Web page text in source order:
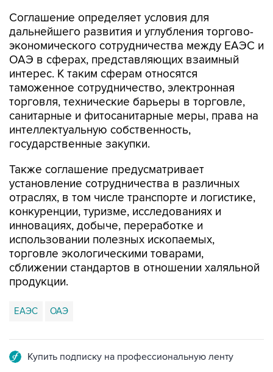
Соглашение определяет условия для
дальнейшего развития и углубления торгово-
экономического сотрудничества между ЕАЭС и
ОАЭ в сферах, представляющих взаимный
интерес. К таким сферам относятся
таможенное сотрудничество, электронная
торговля, технические барьеры в торговле,
санитарные и фитосанитарные меры, права на
интеллектуальную собственность,
государственные закупки.
Также соглашение предусматривает
установление сотрудничества в различных
отраслях, в том числе транспорте и логистике,
конкуренции, туризме, исследованиях и
инновациях, добыче, переработке и
использовании полезных ископаемых,
торговле экологическими товарами,
сближении стандартов в отношении халяльной
продукции.
ЕАЭС ОАЭ
Купить подписку на профессиональную ленту